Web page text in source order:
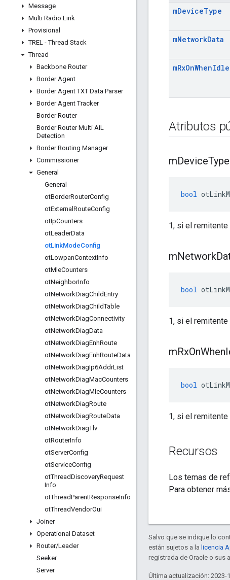
Message
Multi Radio Link
Provisional
TREL - Thread Stack
Thread
Backbone Router
Border Agent
Border Agent TXT Data Parser
Border Agent Tracker
Border Router
Border Router Multi AIL
Detection
Border Routing Manager
Commissioner
General
General
otBorderRouterConfig
otExternal RouteConfig
otIpCounters
otLeaderData
otLinkModeConfig
otLowpanContextInfo
otMleCounters
otNeighborInfo
otNetworkDiagChildEntry
otNetworkDiagChildTable
otNetworkDiagConnectivity
otNetworkDiagData
otNetworkDiagEnhRoute
otNetworkDiagEnhRouteData
otNetworkDiagIp6AddrList
otNetworkDiagMacCounters
otNetworkDiagMleCounters
otNetworkDiagRoute
otNetworkDiagRouteData
otNetworkDiagTlv
otRouterInfo
otServerConfig
otServiceConfig
otThreadDiscoveryRequest
Info
otThreadParentResponseInfo
otThreadVendorOui
Joiner
Operational Dataset
Router/Leader
Seeker
Server
mDeviceType
mNetworkData
mRxOnWhenIdle
Atributos
mDeviceType
bool
1, si el remitente
mNetwork
bool
1, si el
mRxOnWhen
bool
1, si el
Recursos
Los temas de
Para obtener
Salvo que se indique lo
están sujetos a la licencia
registrada de Oracle o sus
Última actualización: 2023-